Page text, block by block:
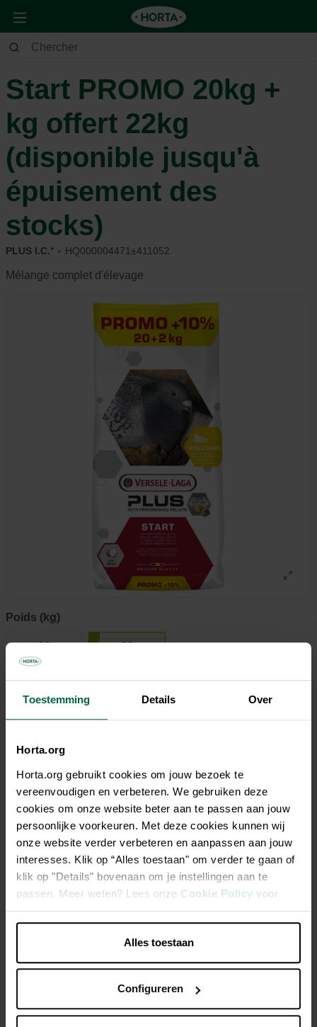
Toestemming Details Over
Horta.org
Horta.org gebruikt cookies om jouw bezoek te
vereenvoudigen en verbeteren. We gebruiken deze
cookies om onze website beter aan te passen aan jouw
persoonlijke voorkeuren. Met deze cookies kunnen wij
onze website verder verbeteren en aanpassen aan jouw
interesses. Klik op “Alles toestaan" om verder te gaan of
klik op "Details" bovenaan om je instellingen aan te
passen. Meer weten? Lees onze Cookie Policy voor
meer informatie.
Alles toestaan
Configureren
Animaux Pigeon
Start PROMO 20kg +
kg offert 22kg
(disponible jusqu'à
épuisement des
stocks)
PLUS I.C.⁺ HQ000004471±411052
Mélange complet d'élevage
Poids (kg)
20
1,12 €/kg
22
22,30 €
Tous les magasins n'ont pas la même gamme
Description
Mélange complet d'élevage
Aliment complet pour pigeons; avec acides aminés
essentiels, du calcium & de L-carnitine
Mélange d'élevage de qualité à teneur idéale en protéines
Bonne digestibilité, bon développement, bonne